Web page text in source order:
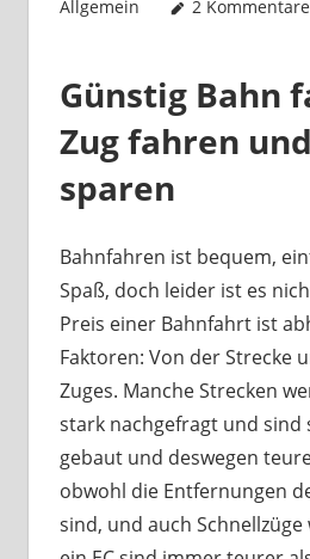
Allgemein
2 Kommentare
Günstig Bahn
Zug fahren
sparen
Bahnfahren ist bequem,
Spaß, doch leider ist es
Preis einer Bahnfahrt ist
Faktoren: Von der Strecke
Zuges. Manche Strecken
stark nachgefragt und
gebaut und deswegen
obwohl die Entfernungen
sind, und auch Schnellzüge